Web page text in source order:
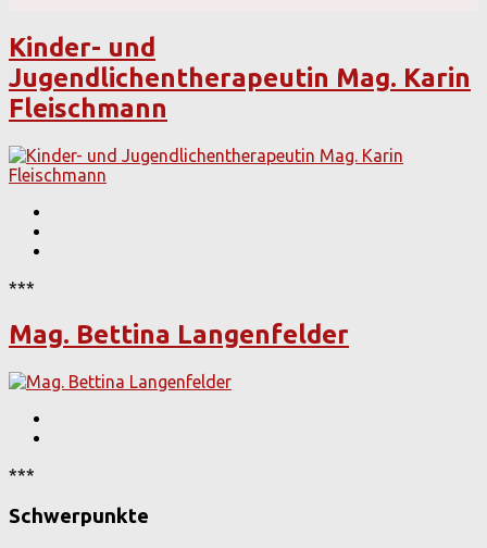
Kinder- und
Jugendlichentherapeutin Mag. Karin
Fleischmann
***
Mag. Bettina Langenfelder
***
Schwerpunkte